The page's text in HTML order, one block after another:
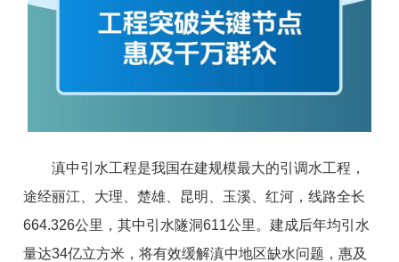
滇中引水工程是我国在建规模最大的引调水工程，
途经丽江、大理、楚雄、昆明、玉溪、红河，线路全长
664.326公里，其中引水隧洞611公里。建成后年均引水
量达34亿立方米，将有效缓解滇中地区缺水问题，惠及